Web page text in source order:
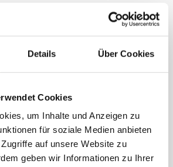
Details Über Cookies
Cookies
um Inhalte und Anzeigen zu
für soziale Medien anbieten
auf unsere Website zu
geben wir Informationen zu Ihrer
et découvre des moments
une collection de souvenirs
#Munz
load, check browser console for
more info